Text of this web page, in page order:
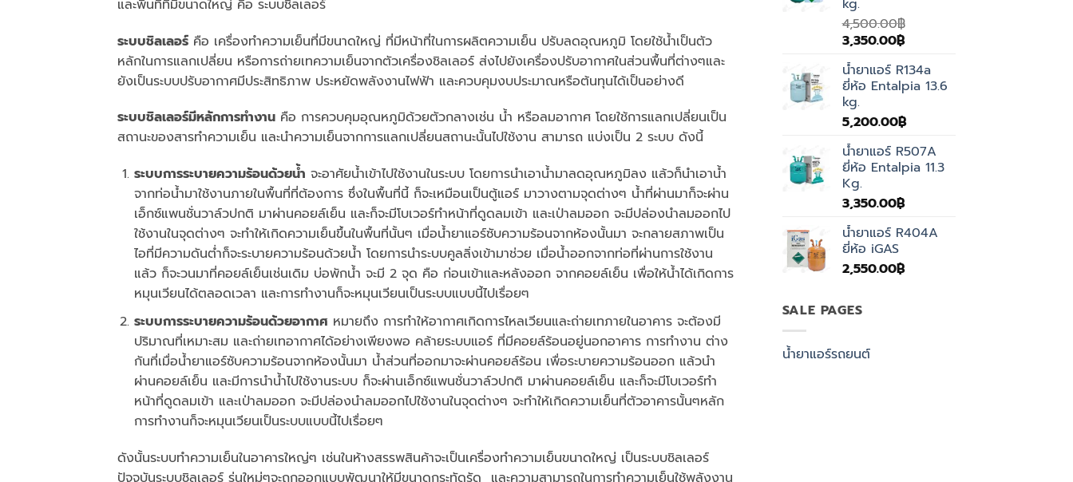
และพื้นที่ที่มีขนาดใหญ่ คือ ระบบชิลเลอร์
ระบบชิลเลอร์ คือ เครื่องทำความเย็นที่มีขนาดใหญ่ ที่มีหน้าที่ในการผลิตความเย็น ปรับลดอุณหภูมิ โดยใช้น้ำเป็นตัว
หลักในการแลกเปลี่ยน หรือการถ่ายเทความเย็นจากตัวเครื่องชิลเลอร์ ส่งไปยังเครื่องปรับอากาศในส่วนพื้นที่ต่างๆและ
ยังเป็นระบบปรับอากาศมีประสิทธิภาพ ประหยัดพลังงานไฟฟ้า และควบคุมงบประมาณหรือต้นทุนได้เป็นอย่างดี
ระบบชิลเลอร์มีหลักการทำงาน คือ การควบคุมอุณหภูมิด้วยตัวกลางเช่น น้ำ หรือลมอากาศ โดยใช้การแลกเปลี่ยนเป็น
สถานะของสารทำความเย็น และนำความเย็นจากการแลกเปลี่ยนสถานะนั้นไปใช้งาน สามารถ แบ่งเป็น 2 ระบบ ดังนี้
ระบบการระบายความร้อนด้วยน้ำ จะอาศัยน้ำเข้าไปใช้งานในระบบ โดยการนำเอาน้ำมาลดอุณหภูมิลง แล้วก็นำเอาน้ำ
จากท่อน้ำมาใช้งานภายในพื้นที่ที่ต้องการ ซึ่งในพื้นที่นี้ ก็จะเหมือนเป็นตู้แอร์ มาวางตามจุดต่างๆ น้ำที่ผ่านมาก็จะผ่าน
เอ็กซ์แพนชั่นวาล์วปกติ มาผ่านคอยล์เย็น และก็จะมีโบเวอร์ทำหน้าที่ดูดลมเข้า และเป่าลมออก จะมีปล่องนำลมออกไป
ใช้งานในจุดต่างๆ จะทำให้เกิดความเย็นขึ้นในพื้นที่นั้นๆ เมื่อน้ำยาแอร์ซับความร้อนจากห้องนั้นมา จะกลายสภาพเป็น
ไอที่มีความดันต่ำก็จะระบายความร้อนด้วยน้ำ โดยการนำระบบคูลลิ่งเข้ามาช่วย เมื่อน้ำออกจากท่อที่ผ่านการใช้งาน
แล้ว ก็จะวนมาที่คอยล์เย็นเช่นเดิม บ่อพักน้ำ จะมี 2 จุด คือ ก่อนเข้าและหลังออก จากคอยล์เย็น เพื่อให้น้ำได้เกิดการ
หมุนเวียนได้ตลอดเวลา และการทำงานก็จะหมุนเวียนเป็นระบบแบบนี้ไปเรื่อยๆ
ระบบการระบายความร้อนด้วยอากาศหมายถึง การทำให้อากาศเกิดการไหลเวียนและถ่ายเทภายในอาคาร จะต้องมี
ปริมาณที่เหมาะสม และถ่ายเทอากาศได้อย่างเพียงพอ คล้ายระบบแอร์ ที่มีคอยล์ร้อนอยู่นอกอาคาร การทำงาน ต่าง
กันที่เมื่อน้ำยาแอร์ซับความร้อนจากห้องนั้นมา น้ำส่วนที่ออกมาจะผ่านคอยล์ร้อน เพื่อระบายความร้อนออก แล้วนำ
ผ่านคอยล์เย็น และมีการนำน้ำไปใช้งานระบบ ก็จะผ่านเอ็กซ์แพนชั่นวาล์วปกติ มาผ่านคอยล์เย็น และก็จะมีโบเวอร์ทำ
หน้าที่ดูดลมเข้า และเป่าลมออก จะมีปล่องนำลมออกไปใช้งานในจุดต่างๆ จะทำให้เกิดความเย็นที่ตัวอาคารนั้นๆหลัก
การทำงานก็จะหมุนเวียนเป็นระบบแบบนี้ไปเรื่อยๆ
ดังนั้นระบบทำความเย็นในอาคารใหญ่ๆ เช่นในห้างสรรพสินค้าจะเป็นเครื่องทำความเย็นขนาดใหญ่ เป็นระบบชิลเลอร์
ปัจจุบันระบบชิลเลอร์ รุ่นใหม่ๆจะถูกออกแบบพัฒนาให้มีขนาดกระทัดรัด และความสามารถในการทำความเย็นใช้พลังงาน
kg.
4,500.00฿
Original
was:
4,500.00฿.
3,350.00฿Current
is:
3,350.00฿.
น้ำยาแอร์ R134a
ยี่ห้อ Entalpia 13.6
kg.
5,200.00฿
น้ำยาแอร์ R507A
ยี่ห้อ Entalpia 11.3
Kg.
3,350.00฿
น้ำยาแอร์ R404A
ยี่ห้อ iGAS
2,550.00฿
SALE PAGES
น้ำยาแอร์รถยนต์